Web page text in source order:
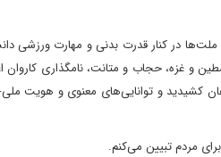
در کنار قدرت بدنی و مهارت ورزشی
و غزه،‌ حجاب و متانت،‌ نامگذاری کاروان
کشیدید و توانایی‌های معنوی و هویت
مردم تبیین می‌کنم.